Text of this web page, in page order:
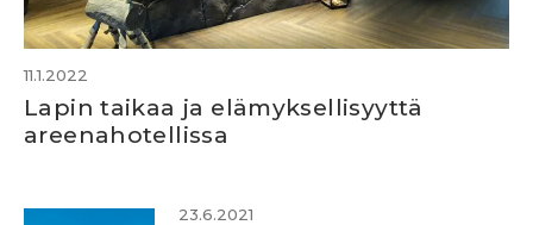
11.1.2022
Lapin taikaa ja elämyksellisyyttä
areenahotellissa
23.6.2021